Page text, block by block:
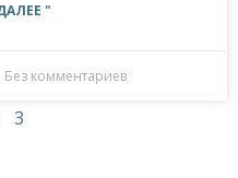
"
Без комментариев
3